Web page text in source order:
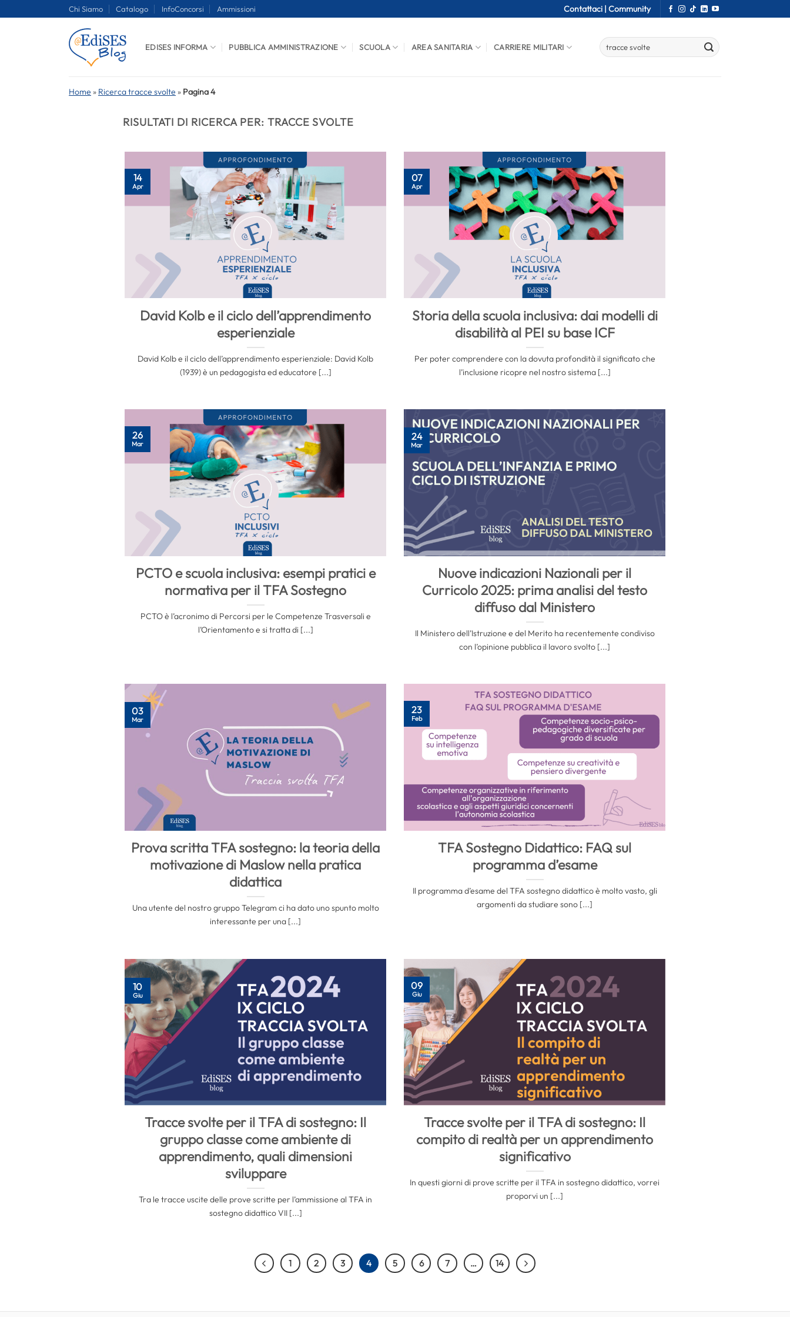
Chi Siamo Catalogo InfoConcorsi Ammissioni Contattaci | Community
EDISES INFORMA PUBBLICA AMMINISTRAZIONE SCUOLA AREA SANITARIA CARRIERE MILITARI
Home » Ricerca tracce svolte » Pagina 4
RISULTATI DI RICERCA PER: TRACCE SVOLTE
David Kolb e il ciclo dell’apprendimento
esperienziale
David Kolb e il ciclo dell’apprendimento esperienziale: David Kolb
(1939) è un pedagogista ed educatore [...]
14
Apr
Storia della scuola inclusiva: dai modelli di
disabilità al PEI su base ICF
Per poter comprendere con la dovuta profondità il significato che
l’inclusione ricopre nel nostro sistema [...]
07
Apr
PCTO e scuola inclusiva: esempi pratici e
normativa per il TFA Sostegno
PCTO è l’acronimo di Percorsi per le Competenze Trasversali e
l’Orientamento e si tratta di [...]
26
Mar
Nuove indicazioni Nazionali per il
Curricolo 2025: prima analisi del testo
diffuso dal Ministero
Il Ministero dell’Istruzione e del Merito ha recentemente condiviso
con l’opinione pubblica il lavoro svolto [...]
24
Mar
Prova scritta TFA sostegno: la teoria della
motivazione di Maslow nella pratica
didattica
Una utente del nostro gruppo Telegram ci ha dato uno spunto molto
interessante per una [...]
03
Mar
TFA Sostegno Didattico: FAQ sul
programma d’esame
Il programma d’esame del TFA sostegno didattico è molto vasto, gli
argomenti da studiare sono [...]
23
Feb
Tracce svolte per il TFA di sostegno: Il
gruppo classe come ambiente di
apprendimento, quali dimensioni
sviluppare
Tra le tracce uscite delle prove scritte per l’ammissione al TFA in
sostegno didattico VII [...]
10
Giu
Tracce svolte per il TFA di sostegno: Il
compito di realtà per un apprendimento
significativo
In questi giorni di prove scritte per il TFA in sostegno didattico, vorrei
proporvi un [...]
09
Giu
1 2 3 4 5 6 7 … 14